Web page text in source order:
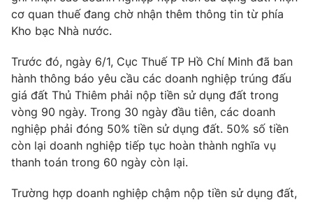
Thị trường 24h
VTV4 Vươn mình bằng AI
VTV9 VTV8
Liên hệ tòa soạn English
cơ quan thuế đang chờ nhận thêm thông tin từ phía
Kho bạc Nhà nước.
Trước đó, ngày 6/1, Cục Thuế TP Hồ Chí Minh đã ban
hành thông báo yêu cầu các doanh nghiệp trúng đấu
giá đất Thủ Thiêm phải nộp tiền sử dụng đất trong
vòng 90 ngày. Trong 30 ngày đầu tiên, các doanh
nghiệp phải đóng 50% tiền sử dụng đất. 50% số tiền
còn lại doanh nghiệp tiếp tục hoàn thành nghĩa vụ
thanh toán trong 60 ngày còn lại.
Trường hợp doanh nghiệp chậm nộp tiền sử dụng đất,